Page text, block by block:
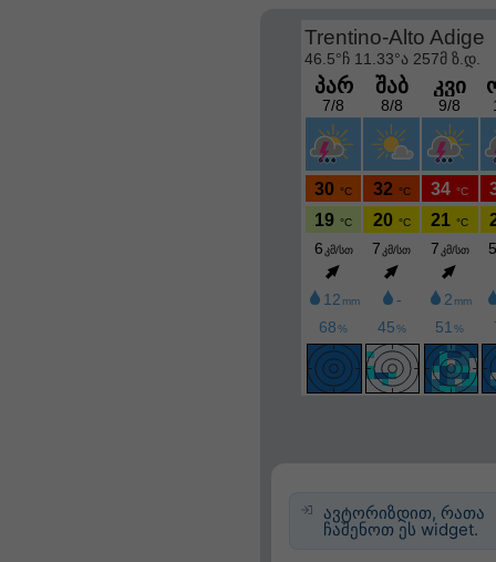
ავტორიზდით, რათა
ჩაშენოთ ეს widget.